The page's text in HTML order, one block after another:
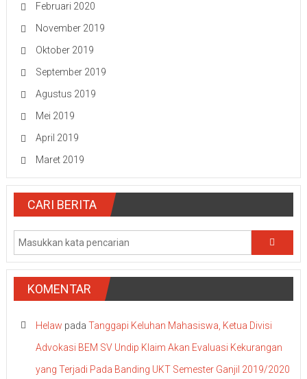
Februari 2020
November 2019
Oktober 2019
September 2019
Agustus 2019
Mei 2019
April 2019
Maret 2019
CARI BERITA
KOMENTAR
Helaw pada Tanggapi Keluhan Mahasiswa, Ketua Divisi
Advokasi BEM SV Undip Klaim Akan Evaluasi Kekurangan
yang Terjadi Pada Banding UKT Semester Ganjil 2019/2020